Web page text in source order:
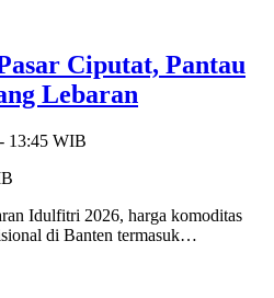
Ciputat, Pantau
Lebaran
13:45 WIB
Idulfitri 2026, harga komoditas
di Banten termasuk…